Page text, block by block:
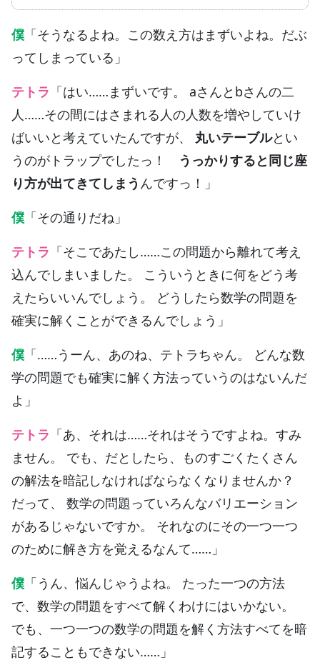
僕 「そうなるよね。この数え方はまずいよね。だぶ
ってしまっている」
テトラ 「はい……まずいです。 aさんとbさんの二
人……その間にはさまれる人の人数を増やしていけ
ばいいと考えていたんですが、 丸いテーブルとい
うのがトラップでしたっ！ うっかりすると同じ座
り方が出てきてしまう んですっ！」
僕 「その通りだね」
テトラ 「そこであたし……この問題から離れて考え
込んでしまいました。 こういうときに何をどう考
えたらいいんでしょう。 どうしたら数学の問題を
確実に解くことができるんでしょう」
僕 「……うーん、あのね、テトラちゃん。 どんな数
学の問題でも確実に解く方法っていうのはないんだ
よ」
テトラ 「あ、それは……それはそうですよね。すみ
ません。 でも、だとしたら、ものすごくたくさん
の解法を暗記しなければならなくなりませんか？
だって、 数学の問題っていろんなバリエーション
があるじゃないですか。 それなのにその一つ一つ
のために解き方を覚えるなんて……」
僕 「うん、悩んじゃうよね。 たった一つの方法
で、数学の問題をすべて解くわけにはいかない。
でも、一つ一つの数学の問題を解く方法すべてを暗
記することもできない……」